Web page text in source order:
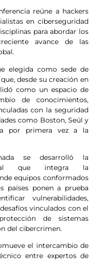
reúne a hackers
en ciberseguridad
para abordar los
avance de las
elegida como sede de
desde su creación en
como un espacio de
de conocimientos,
con la seguridad
como Boston, Seúl y
por primera vez a la
se desarrolló la
que integra la
equipos conformados
países ponen a prueba
vulnerabilidades,
vinculados con el
de sistemas
del cibercrimen.
el intercambio de
entre expertos de